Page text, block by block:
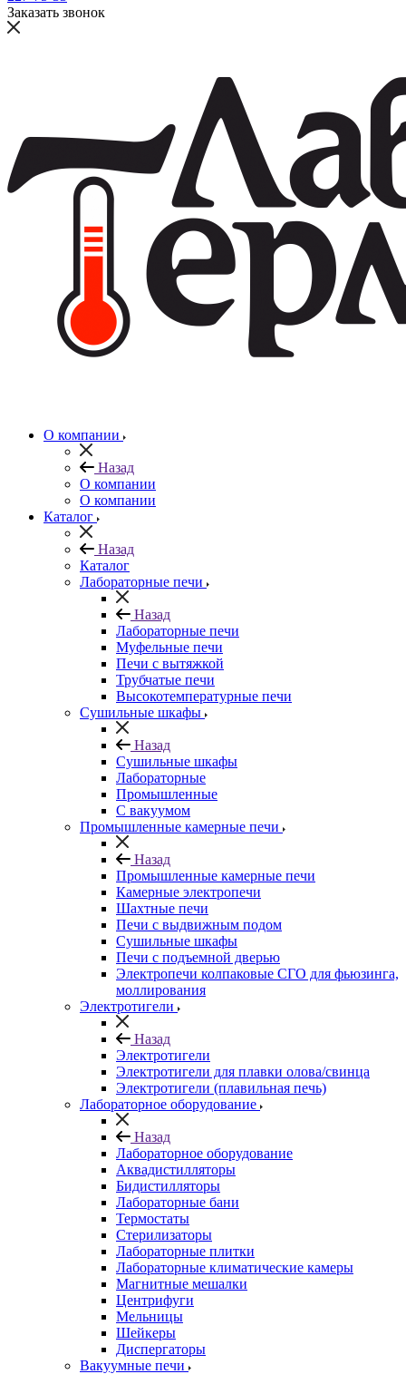
Заказать звонок
О компании
Назад
О компании
О компании
Каталог
Назад
Каталог
Лабораторные печи
Назад
Лабораторные печи
Муфельные печи
Печи с вытяжкой
Трубчатые печи
Высокотемпературные печи
Сушильные шкафы
Назад
Сушильные шкафы
Лабораторные
Промышленные
С вакуумом
Промышленные камерные печи
Назад
Промышленные камерные печи
Камерные электропечи
Шахтные печи
Печи с выдвижным подом
Сушильные шкафы
Печи с подъемной дверью
Электропечи колпаковые СГО для фьюзинга,
моллирования
Электротигели
Назад
Электротигели
Электротигели для плавки олова/свинца
Электротигели (плавильная печь)
Лабораторное оборудование
Назад
Лабораторное оборудование
Аквадистилляторы
Бидистилляторы
Лабораторные бани
Термостаты
Стерилизаторы
Лабораторные плитки
Лабораторные климатические камеры
Магнитные мешалки
Центрифуги
Мельницы
Шейкеры
Диспергаторы
Вакуумные печи